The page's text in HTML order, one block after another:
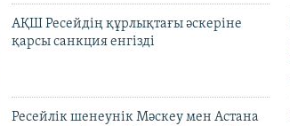
АҚШ Ресейдің құрлықтағы әскеріне
қарсы санкция енгізді
Ресейлік шенеунік Мәскеу мен Астана